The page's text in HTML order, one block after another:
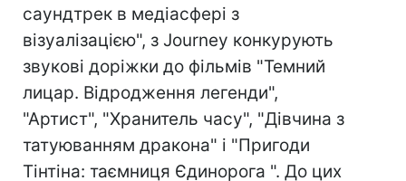
саундтрек в медіасфері з
візуалізацією", з Journey конкурують
звукові доріжки до фільмів "Темний
лицар. Відродження легенди",
"Артист", "Хранитель часу", "Дівчина з
татуюванням дракона" і "Пригоди
Тінтіна: таємниця Єдинорога ". До цих